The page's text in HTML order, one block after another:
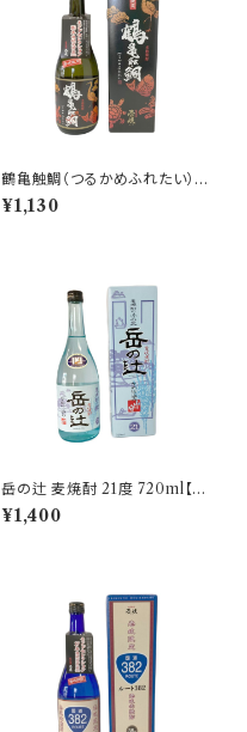
鶴亀触鯛（つるかめふれたい）
麦焼酎 25度 720ml【玄海酒
造】 壱岐限定
¥1,130
岳の辻 麦焼酎 21度 720ml【山
の守酒造】
¥1,400